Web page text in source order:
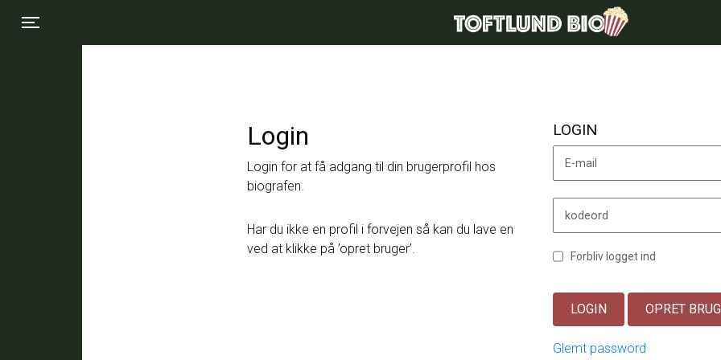
Toftlund Biograf
Login
Login for at få adgang til din brugerprofil hos
biografen.
Har du ikke en profil i forvejen så kan du lave en
ved at klikke på ’opret bruger’.
LOGIN
E-mail
kodeord
Forbliv logget ind
LOGIN OPRET
Glemt password